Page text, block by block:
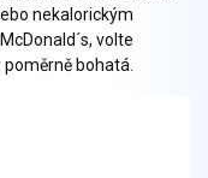
nekalorickým
volte
bohatá.